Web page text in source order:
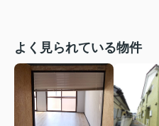
よく見られている物件